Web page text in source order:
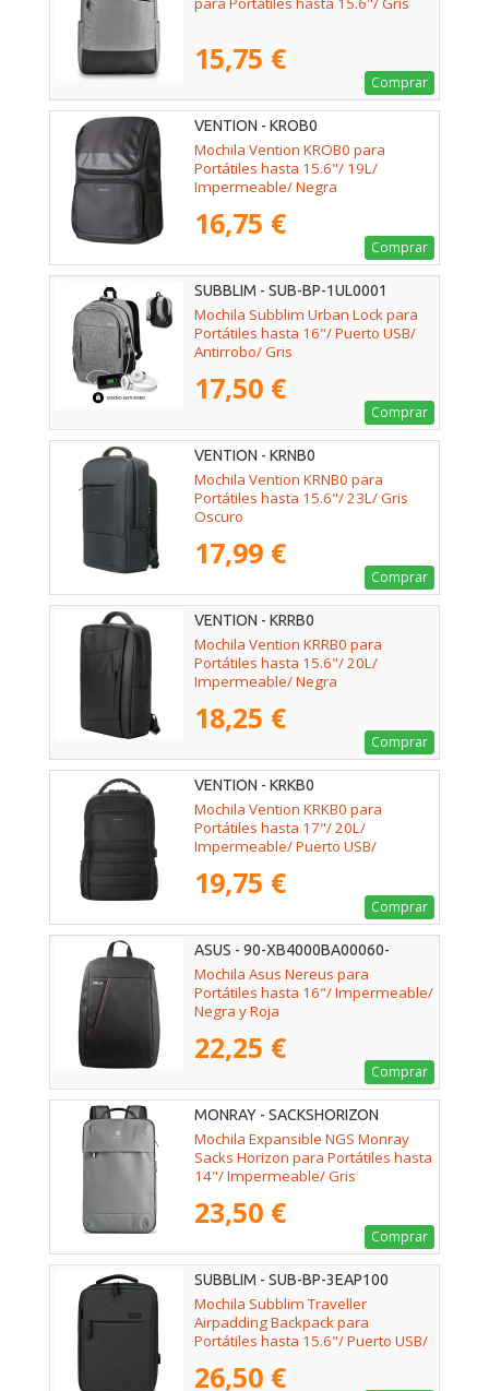
15,75 €
Comprar
VENTION - KROB0
Mochila Vention KROB0 para
Portátiles hasta 15.6"/ 19L/
Impermeable/ Negra
16,75 €
Comprar
SUBBLIM - SUB-BP-1UL0001
Mochila Subblim Urban Lock para
Portátiles hasta 16"/ Puerto USB/
Antirrobo/ Gris
17,50 €
Comprar
VENTION - KRNB0
Mochila Vention KRNB0 para
Portátiles hasta 15.6"/ 23L/ Gris
Oscuro
17,99 €
Comprar
VENTION - KRRB0
Mochila Vention KRRB0 para
Portátiles hasta 15.6"/ 20L/
Impermeable/ Negra
18,25 €
Comprar
VENTION - KRKB0
Mochila Vention KRKB0 para
Portátiles hasta 17"/ 20L/
Impermeable/ Puerto USB/
19,75 €
Comprar
ASUS - 90-XB4000BA00060-
Mochila Asus Nereus para
Portátiles hasta 16"/ Impermeable/
Negra y Roja
22,25 €
Comprar
MONRAY - SACKSHORIZON
Mochila Expansible NGS Monray
Sacks Horizon para Portátiles hasta
14"/ Impermeable/ Gris
23,50 €
Comprar
SUBBLIM - SUB-BP-3EAP100
Mochila Subblim Traveller
Airpadding Backpack para
Portátiles hasta 15.6"/ Puerto USB/
26,50 €